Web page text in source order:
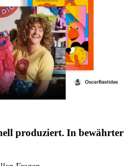
produziert. In bewährter